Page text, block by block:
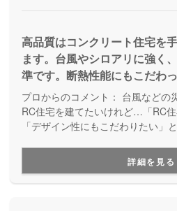
高品質はコンクリート住宅を
ます。台風やシロアリに強く
準です。断熱性能にもこだわ
適にお住まい頂けます。【コ
グ ９年連続日本一】
プロからのコメント： 台風などの
RC住宅を建てたいけれど…「RC住
「デザイン性にもこだわりたい」
年連続No.1の百年住宅グループだ
安心。従来のRC住宅も木造住宅
第三の選択肢をご提案しています。
詳細を見る